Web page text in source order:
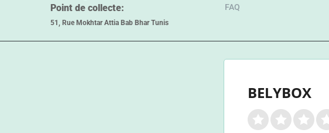
Point de collecte:
51, Rue Mokhtar Attia Bab Bhar Tunis
FAQ
BELYBOX